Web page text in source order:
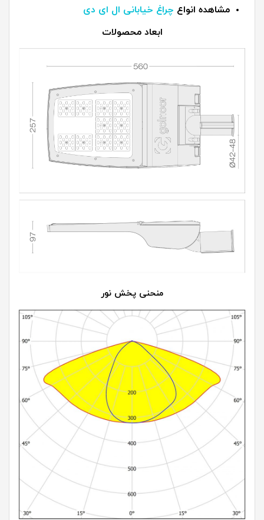
مشاهده انواع چراغ خیابانی ال ای دی
ابعاد محصولات
منحنی پخش نور